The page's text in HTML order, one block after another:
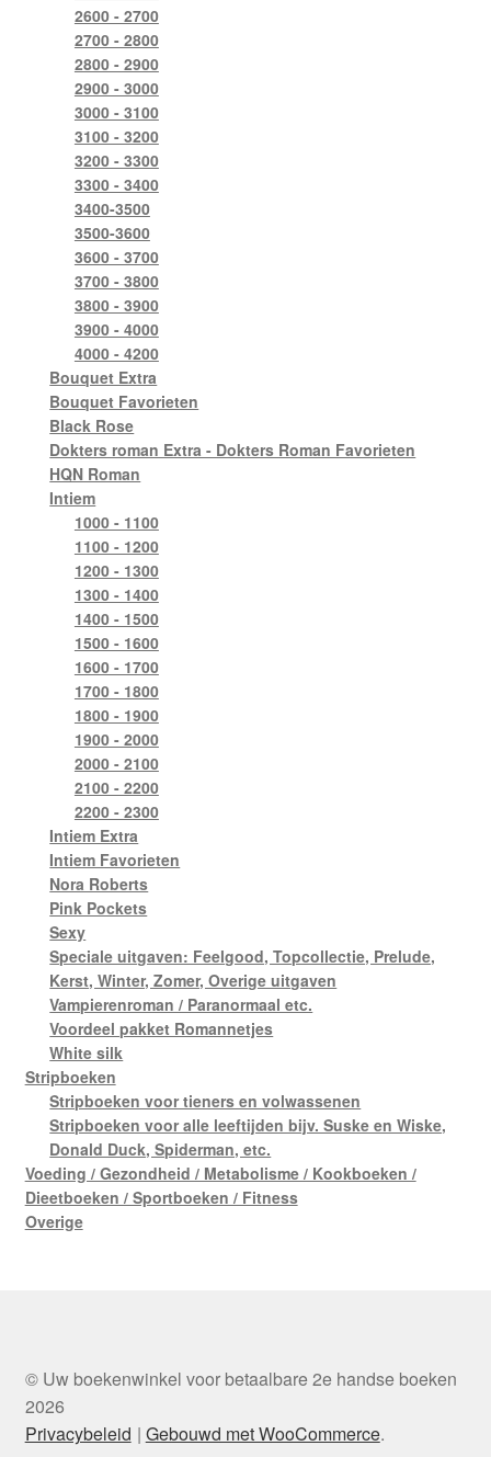
2600 - 2700
2700 - 2800
2800 - 2900
2900 - 3000
3000 - 3100
3100 - 3200
3200 - 3300
3300 - 3400
3400-3500
3500-3600
3600 - 3700
3700 - 3800
3800 - 3900
3900 - 4000
4000 - 4200
Bouquet Extra
Bouquet Favorieten
Black Rose
Dokters roman Extra - Dokters Roman Favorieten
HQN Roman
Intiem
1000 - 1100
1100 - 1200
1200 - 1300
1300 - 1400
1400 - 1500
1500 - 1600
1600 - 1700
1700 - 1800
1800 - 1900
1900 - 2000
2000 - 2100
2100 - 2200
2200 - 2300
Intiem Extra
Intiem Favorieten
Nora Roberts
Pink Pockets
Sexy
Speciale uitgaven: Feelgood, Topcollectie, Prelude,
Kerst, Winter, Zomer, Overige uitgaven
Vampierenroman / Paranormaal etc.
Voordeel pakket Romannetjes
White silk
Stripboeken
Stripboeken voor tieners en volwassenen
Stripboeken voor alle leeftijden bijv. Suske en Wiske,
Donald Duck, Spiderman, etc.
Voeding / Gezondheid / Metabolisme / Kookboeken /
Dieetboeken / Sportboeken / Fitness
Overige
© Uw boekenwinkel voor betaalbare 2e handse boeken
2026
Privacybeleid
Gebouwd met WooCommerce.